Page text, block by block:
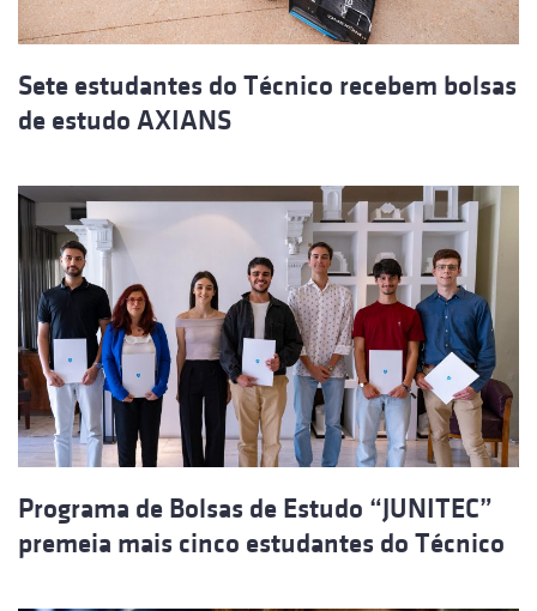
Sete estudantes do Técnico recebem bolsas
de estudo AXIANS
Programa de Bolsas de Estudo “JUNITEC”
premeia mais cinco estudantes do Técnico